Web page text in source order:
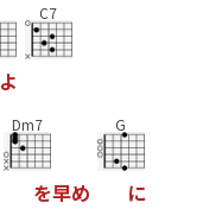
よ
C7
Dm7
を早め
G
に